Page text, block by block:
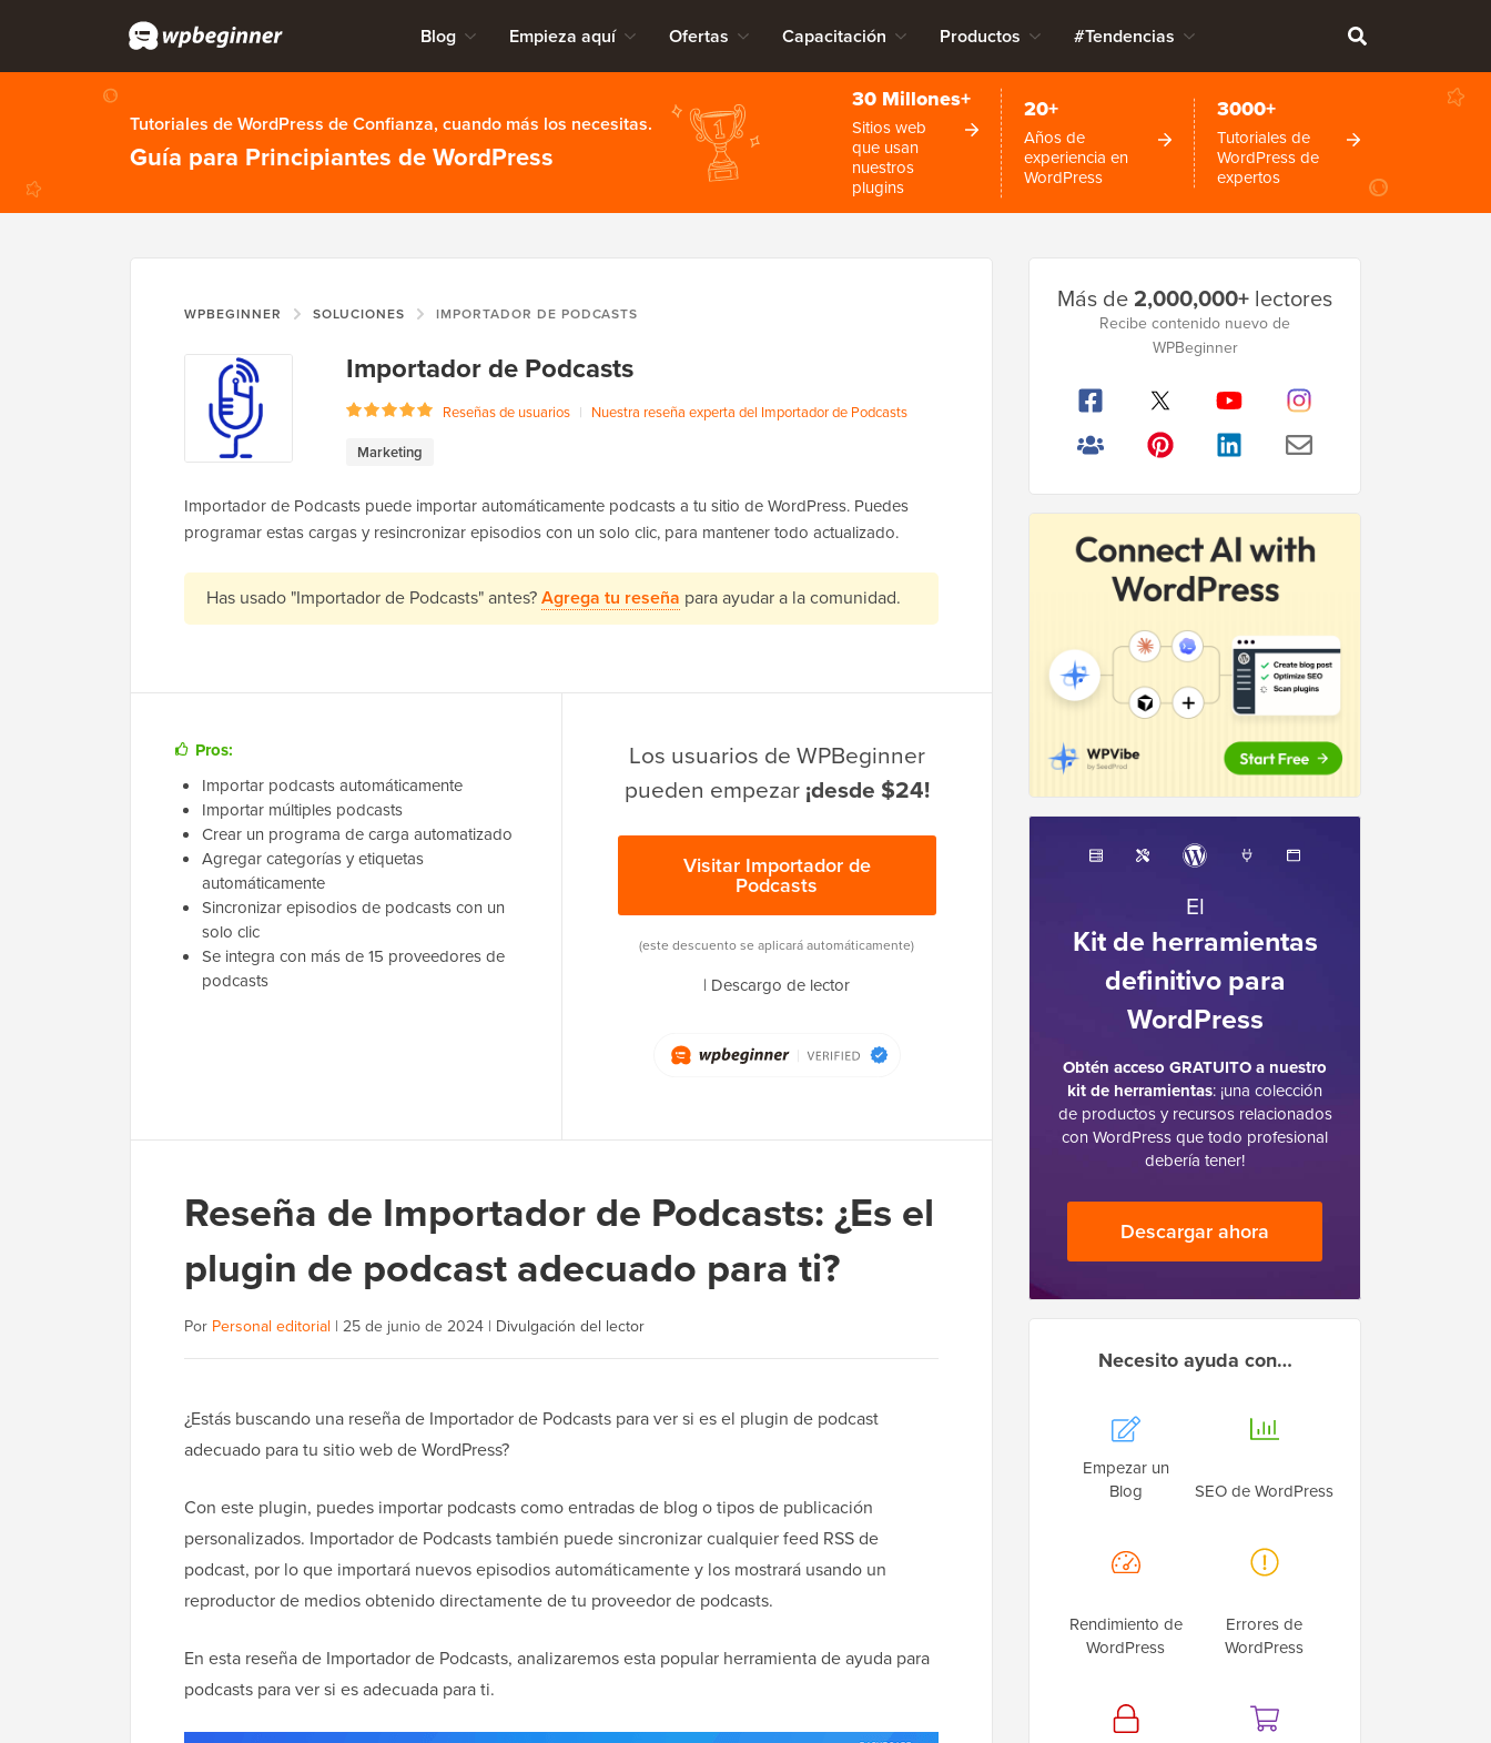
Blog Empieza aquí Ofertas Capacitación Productos #Tendencias
Tutoriales de WordPress de Confianza, cuando más los necesitas.
Guía para Principiantes de WordPress
30 Millones+
Sitios web
que usan
nuestros
plugins
20+
Años de
experiencia en
WordPress
3000+
Tutoriales de
WordPress de
expertos
WPBEGINNER SOLUCIONES IMPORTADOR DE PODCASTS
Importador de Podcasts
Reseñas de usuarios | Nuestra reseña experta del Importador de Podcasts
Marketing
Importador de Podcasts puede importar automáticamente podcasts a tu sitio de WordPress. Puedes
programar estas cargas y resincronizar episodios con un solo clic, para mantener todo actualizado.
Has usado "Importador de Podcasts" antes?Agrega tu reseña para ayudar a la comunidad.
Pros:
Importar podcasts automáticamente
Importar múltiples podcasts
Crear un programa de carga automatizado
Agregar categorías y etiquetas
automáticamente
Sincronizar episodios de podcasts con un
solo clic
Se integra con más de 15 proveedores de
podcasts
Los usuarios de WPBeginner
pueden empezar¡desde $24!
Visitar Importador de
Podcasts
(este descuento se aplicará automáticamente)
| Descargo de lector
Reseña de Importador de Podcasts: ¿Es el
plugin de podcast adecuado para ti?
Por Personal editorial | 25 de junio de 2024 | Divulgación del lector
¿Estás buscando una reseña de Importador de Podcasts para ver si es el plugin de podcast
adecuado para tu sitio web de WordPress?
Con este plugin, puedes importar podcasts como entradas de blog o tipos de publicación
personalizados. Importador de Podcasts también puede sincronizar cualquier feed RSS de
podcast, por lo que importará nuevos episodios automáticamente y los mostrará usando un
reproductor de medios obtenido directamente de tu proveedor de podcasts.
En esta reseña de Importador de Podcasts, analizaremos esta popular herramienta de ayuda para
podcasts para ver si es adecuada para ti.
lateral
Más de2,000,000+ lectores
Recibe contenido nuevo de
WPBeginner
El
Kit de herramientas
definitivo para
WordPress
Obtén acceso GRATUITO a nuestro
kit de herramientas: ¡una colección
de productos y recursos relacionados
con WordPress que todo profesional
debería tener!
Descargar ahora
Necesito ayuda con…
Empezar un
Blog
SEO de WordPress
Rendimiento de
WordPress
Errores de
WordPress